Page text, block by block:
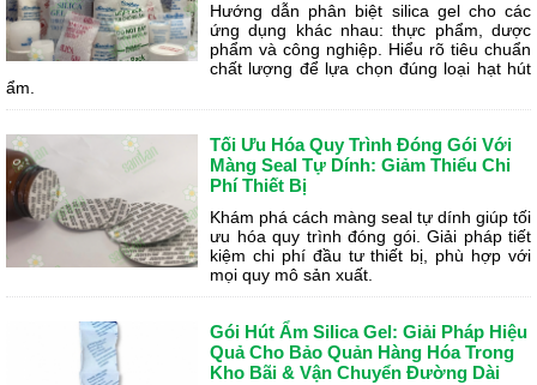
Hướng dẫn phân biệt silica gel cho các
ứng dụng khác nhau: thực phẩm, dược
phẩm và công nghiệp. Hiểu rõ tiêu chuẩn
chất lượng để lựa chọn đúng loại hạt hút
ẩm.
Tối Ưu Hóa Quy Trình Đóng Gói Với
Màng Seal Tự Dính: Giảm Thiểu Chi
Phí Thiết Bị
Khám phá cách màng seal tự dính giúp tối
ưu hóa quy trình đóng gói. Giải pháp tiết
kiệm chi phí đầu tư thiết bị, phù hợp với
mọi quy mô sản xuất.
Gói Hút Ẩm Silica Gel: Giải Pháp Hiệu
Quả Cho Bảo Quản Hàng Hóa Trong
Kho Bãi & Vận Chuyển Đường Dài